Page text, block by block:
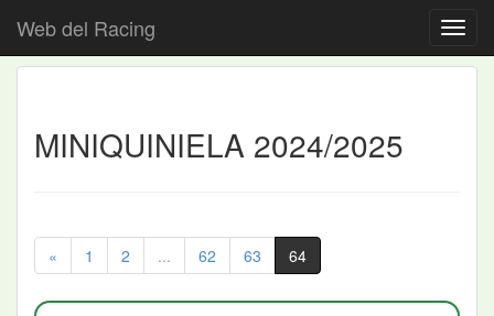
Web del Racing
MINIQUINIELA 2024/2025
« 1 2 ... 62 63 64